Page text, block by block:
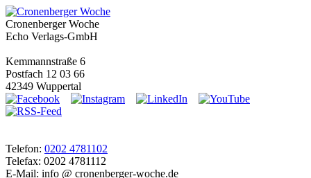
Cronenberger Woche
Echo Verlags-GmbH
Kemmannstraße 6
Postfach 12 03 66
42349 Wuppertal
Telefon: 0202 4781102
Telefax: 0202 4781112
E-Mail: info @ cronenberger-woche.de